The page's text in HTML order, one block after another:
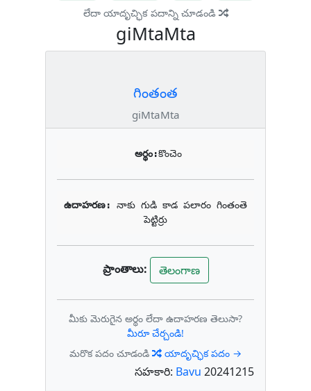
లేదా యాదృచ్ఛిక పదాన్ని చూడండి
giMtaMta
గింతంత
giMtaMta
అర్థం:కొంచెం
ఉదాహరణ: నాకు గుడి కాడ పలారం గింతంతె
పెట్టిర్రు
ప్రాంతాలు: తెలంగాణ
మీకు మెరుగైన అర్థం లేదా ఉదాహరణ తెలుసా?
మీరూ చేర్చండి!
మరొక పదం చూడండి
యాదృచ్ఛిక పదం →
సహకారి: Bavu 20241215